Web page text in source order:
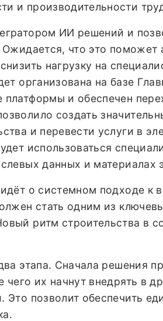
и производительности
ИИ решений и
что это поможет
нагрузку на
организована на базе
и обеспечен
создать
и перевести услуги в
использоваться
данных и материалах
о системном подходе к
стать одним из
ритм строительства в
этапа. Сначала решения
чего их начнут внедрять в
Это позволит обеспечить